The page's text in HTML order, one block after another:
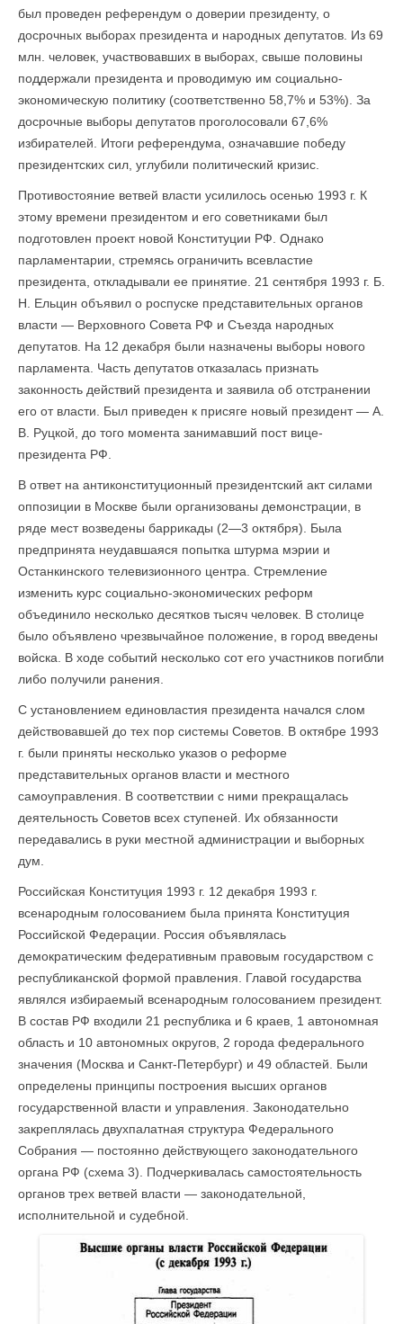
был проведен референдум о доверии президенту, о
досрочных выборах президента и народных депутатов. Из 69
млн. человек, участвовавших в выборах, свыше половины
поддержали президента и проводимую им социально-
экономическую политику (соответственно 58,7% и 53%). За
досрочные выборы депутатов проголосовали 67,6%
избирателей. Итоги референдума, означавшие победу
президентских сил, углубили политический кризис.
Противостояние ветвей власти усилилось осенью 1993 г. К
этому времени президентом и его советниками был
подготовлен проект новой Конституции РФ. Однако
парламентарии, стремясь ограничить всевластие
президента, откладывали ее принятие. 21 сентября 1993 г. Б.
Н. Ельцин объявил о роспуске представительных органов
власти — Верховного Совета РФ и Съезда народных
депутатов. На 12 декабря были назначены выборы нового
парламента. Часть депутатов отказалась признать
законность действий президента и заявила об отстранении
его от власти. Был приведен к присяге новый президент — А.
В. Руцкой, до того момента занимавший пост вице-
президента РФ.
В ответ на антиконституционный президентский акт силами
оппозиции в Москве были организованы демонстрации, в
ряде мест возведены баррикады (2—3 октября). Была
предпринята неудавшаяся попытка штурма мэрии и
Останкинского телевизионного центра. Стремление
изменить курс социально-экономических реформ
объединило несколько десятков тысяч человек. В столице
было объявлено чрезвычайное положение, в город введены
войска. В ходе событий несколько сот его участников погибли
либо получили ранения.
С установлением единовластия президента начался слом
действовавшей до тех пор системы Советов. В октябре 1993
г. были приняты несколько указов о реформе
представительных органов власти и местного
самоуправления. В соответствии с ними прекращалась
деятельность Советов всех ступеней. Их обязанности
передавались в руки местной администрации и выборных
дум.
Российская Конституция 1993 г. 12 декабря 1993 г.
всенародным голосованием была принята Конституция
Российской Федерации. Россия объявлялась
демократическим федеративным правовым государством с
республиканской формой правления. Главой государства
являлся избираемый всенародным голосованием президент.
В состав РФ входили 21 республика и 6 краев, 1 автономная
область и 10 автономных округов, 2 города федерального
значения (Москва и Санкт-Петербург) и 49 областей. Были
определены принципы построения высших органов
государственной власти и управления. Законодательно
закреплялась двухпалатная структура Федерального
Собрания — постоянно действующего законодательного
органа РФ (схема 3). Подчеркивалась самостоятельность
органов трех ветвей власти — законодательной,
исполнительной и судебной.